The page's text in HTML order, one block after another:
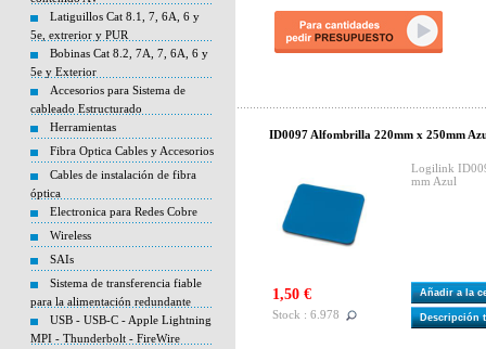
Latiguillos Cat 8.1, 7, 6A, 6 y
5e, extrerior y PUR
Bobinas Cat 8.2, 7A, 7, 6A, 6 y
5e y Exterior
Accesorios para Sistema de
cableado Estructurado
Herramientas
Fibra Optica Cables y Accesorios
Cables de instalación de fibra
óptica
Electronica para Redes Cobre
Wireless
SAIs
Sistema de transferencia fiable
para la alimentación redundante
USB - USB-C - Apple Lightning
MPI - Thunderbolt - FireWire
ID0097 Alfombrilla 220mm x 250mm
Logilink
mm Azul
1,50 €
Stock : 6.978
Añadir a la
Descripción